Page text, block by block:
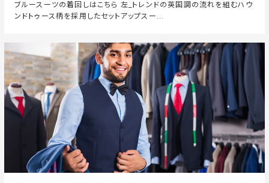
ブルースーツの着回しはこちら 左_トレンドの英国調の流れを組むハウ
ンドトゥース柄を採用したセットアップスー...